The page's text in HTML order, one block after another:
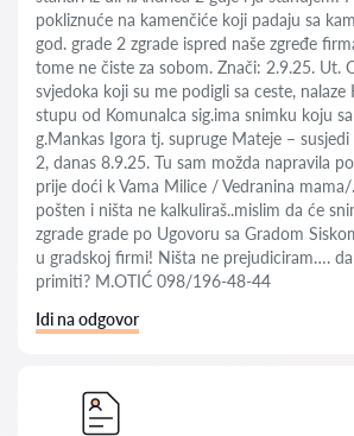
pokliznuće na kamenčiće koji padaju sa
god. grade 2 zgrade ispred naše zgređe
tome ne čiste za sobom. Znači: 2.9.25. Ut.
svjedoka koji su me podigli sa ceste,
stupu od Komunalca sig.ima snimku koju
g.Mankas Igora tj. supruge Mateje –
2, danas 8.9.25. Tu sam možda napravila
prije doći k Vama Milice / Vedranina
pošten i ništa ne kalkuliraš..mislim da će
zgrade grade po Ugovoru sa Gradom
u gradskoj firmi! Ništa ne prejudiciram….
primiti? M.OTIĆ 098/196-48-44
Idi na odgovor